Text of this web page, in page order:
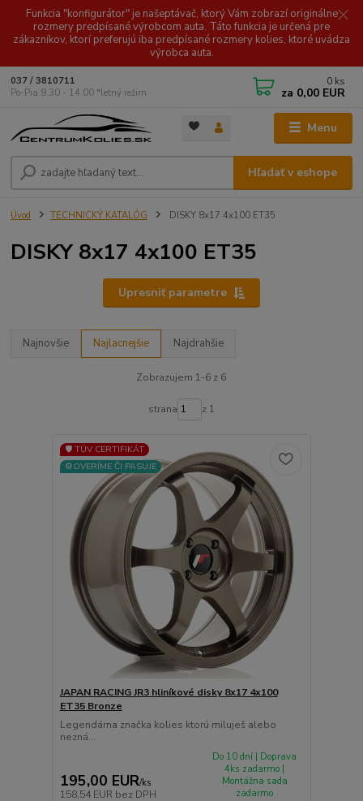
Funkcia "konfigurátor" je našeptávač, ktorý Vám zobrazí originálne
rozmery predpísané výrobcom auta. Táto funkcia je určená pre
zákazníkov, ktorí preferujú iba predpísané rozmery kolies, ktoré uvádza
výrobca auta.
Menu
Hľadať v eshope
037 / 3810711
Po-Pia 9.30 - 14.00 *letný režim
0 ks
za 0,00 EUR
Úvod TECHNICKÝ KATALÓG DISKY 8x17 4x100 ET35
DISKY 8x17 4x100 ET35
Upresniť parametre
Najnovšie Najlacnejšie Najdrahšie
Zobrazujem 1-6 z 6
strana z 1
🛡️ TÜV CERTIFIKÁT
⚙️OVERÍME ČI PASUJE
JAPAN RACING JR3 hliníkové disky 8x17 4x100
ET35 Bronze
Legendárna značka kolies ktorú miluješ alebo
nezná...
195,00 EUR/ks
158,54 EUR bez DPH
Do 10 dní | Doprava
4ks zadarmo |
Montážna sada
zadarmo